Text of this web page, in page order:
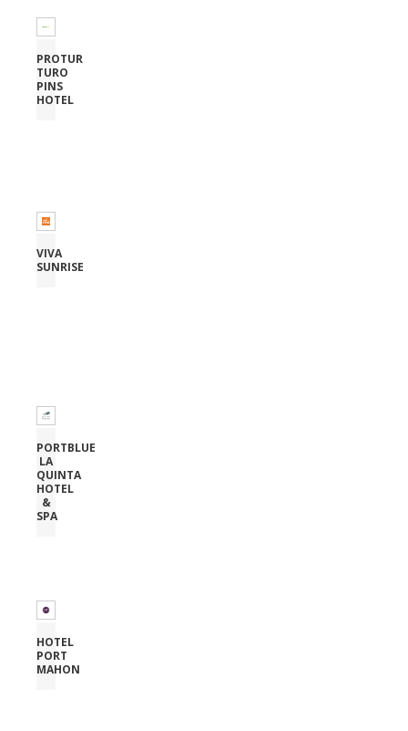
PROTUR
TURO
PINS
HOTEL
VIVA
SUNRISE
PORTBLUE
LA
QUINTA
HOTEL
&
SPA
HOTEL
PORT
MAHON